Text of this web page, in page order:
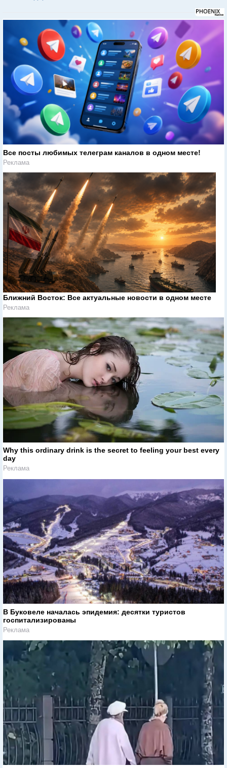
Все посты любимых телеграм каналов в одном месте!
Реклама
Ближний Восток: Все актуальные новости в одном месте
Реклама
Why this ordinary drink is the secret to feeling your best every
day
Реклама
В Буковеле началась эпидемия: десятки туристов
госпитализированы
Реклама